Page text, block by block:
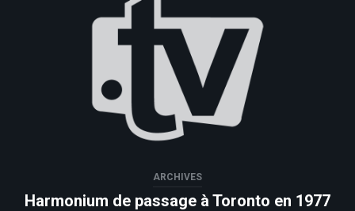
ARCHIVES
Harmonium de passage à Toronto en 1977